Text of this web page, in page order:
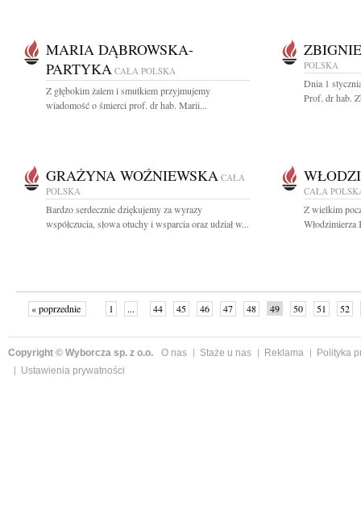
MARIA DĄBROWSKA-
PARTYKA CAŁA POLSKA
Z głębokim żalem i smutkiem przyjmujemy
wiadomość o śmierci prof. dr hab. Marii...
POLSKA
Dnia 1
Prof. dr hab.
GRAŻYNA WOŹNIEWSKA CAŁA
POLSKA
Bardzo serdecznie dziękujemy za wyrazy
współczucia, słowa otuchy i wsparcia oraz udział w...
CAŁA
Z wielkim
« poprzednie 1 ... 44 45 46 47 48 49 50 51
52
Copyright © Wyborcza sp. z o.o. O nas Staże u nas Reklama
Polityka
Ustawienia prywatności